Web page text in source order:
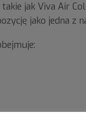
jak Viva Air
jako jedna